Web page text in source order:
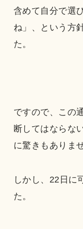
含めて自分で選
ね」、という方
た。
ですので、この
断してはならな
に驚きもありま
しかし、22日に
た。